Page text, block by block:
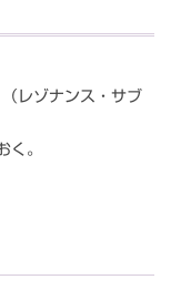
レゾナンス・サブ
く。